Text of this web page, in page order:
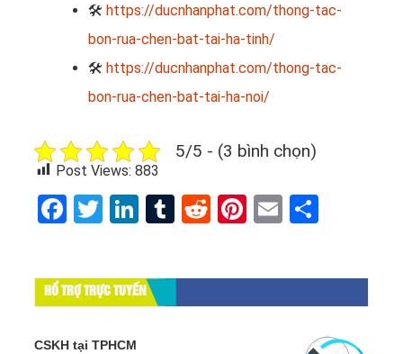
🛠 https://ducnhanphat.com/thong-tac-
bon-rua-chen-bat-tai-ha-tinh/
🛠 https://ducnhanphat.com/thong-tac-
bon-rua-chen-bat-tai-ha-noi/
5/5 - (3 bình chọn)
Post Views: 883
Facebook
Twitter
LinkedIn
Tumblr
RedditPinterest
Email
HỔ TRỢ TRỰC TUYẾN
CSKH tại TPHCM